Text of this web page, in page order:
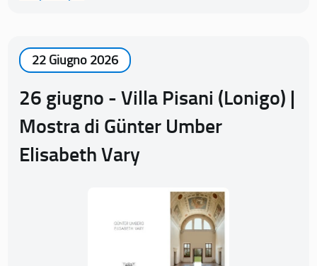
22 Giugno 2026
26 giugno - Villa Pisani (Lonigo) |
Mostra di Günter Umber
Elisabeth Vary